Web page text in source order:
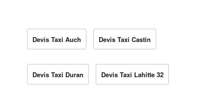
Devis Taxi Auch Devis Taxi Castin
Devis Taxi Duran Devis Taxi Lahitte 32